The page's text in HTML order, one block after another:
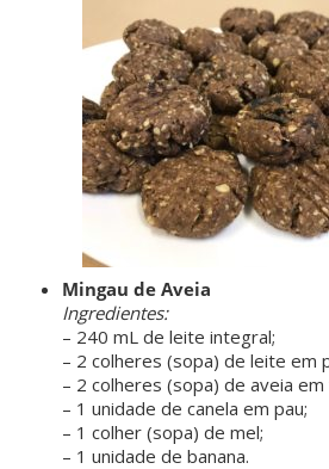
Mingau de Aveia
Ingredientes:
– 240 mL de leite integral;
– 2 colheres (sopa) de leite em
– 2 colheres (sopa) de aveia em
– 1 unidade de canela em pau;
– 1 colher (sopa) de mel;
– 1 unidade de banana.